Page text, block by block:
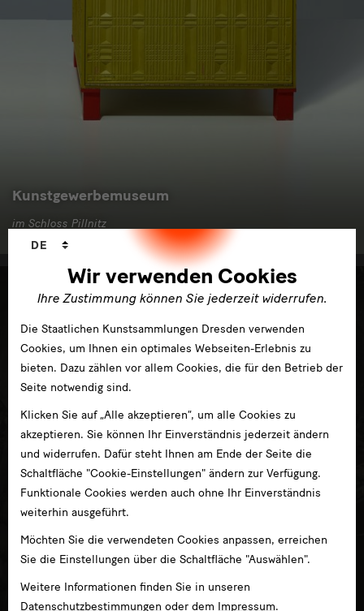
Kunstgewerbemuseum
im Schloss Pillnitz
Wir verwenden Cookies
Ihre Zustimmung können Sie jederzeit widerrufen.
DE
Die Staatlichen Kunstsammlungen Dresden verwenden
Cookies, um Ihnen ein optimales Webseiten-Erlebnis zu
bieten. Dazu zählen vor allem Cookies, die für den Betrieb der
Seite notwendig sind.
Klicken Sie auf „Alle akzeptieren“, um alle Cookies zu
akzeptieren. Sie können Ihr Einverständnis jederzeit ändern
und widerrufen. Dafür steht Ihnen am Ende der Seite die
Schaltfläche "Cookie-Einstellungen" ändern zur Verfügung.
Funktionale Cookies werden auch ohne Ihr Einverständnis
weiterhin ausgeführt.
Möchten Sie die verwendeten Cookies anpassen, erreichen
Sie die Einstellungen über die Schaltfläche "Auswählen".
Weitere Informationen finden Sie in unseren
Datenschutzbestimmungen oder dem Impressum.